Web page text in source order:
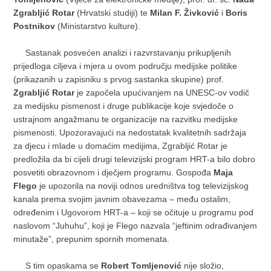
Zgrabljić Rotar(Hrvatski studiji) te Milan F. Živković i Boris
Postnikov (Ministarstvo kulture).
Sastanak posvećen analizi i razvrstavanju prikupljenih
prijedloga ciljeva i mjera u ovom području medijske politike
(prikazanih u zapisniku s prvog sastanka skupine) prof.
Zgrabljić Rotarje započela upućivanjem na UNESC-ov vodič
za medijsku pismenost i druge publikacije koje svjedoče o
ustrajnom angažmanu te organizacije na razvitku medijske
pismenosti. Upozoravajući na nedostatak kvalitetnih sadržaja
za djecu i mlade u domaćim medijima, Zgrabljić Rotar je
predložila da bi cijeli drugi televizijski program HRT-a bilo dobro
posvetiti obrazovnom i dječjem programu. Gospođa Maja
Flego je upozorila na noviji odnos uredništva tog televizijskog
kanala prema svojim javnim obavezama – među ostalim,
određenim i Ugovorom HRT-a – koji se očituje u programu pod
naslovom “Juhuhu”, koji je Flego nazvala “jeftinim odrađivanjem
minutaže”, prepunim spornih momenata.
S tim opaskama se Robert Tomljenović nije složio,